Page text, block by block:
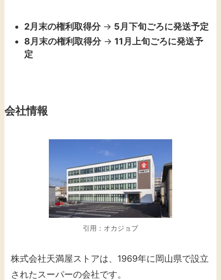
2月末の権利取得分→ 5月下旬ごろに発送予定
8月末の権利取得分→ 11月上旬ごろに発送予
定
会社情報
引用：オカジョブ
株式会社天満屋ストアは、1969年に岡山県で設立
されたスーパーの会社です。